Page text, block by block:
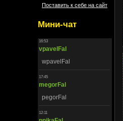
Поставить к себе на сайт
Мини-чат